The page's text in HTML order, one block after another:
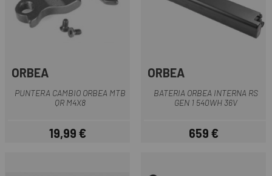
ORBEA
PUNTERA CAMBIO ORBEA MTB
QR M4X8
Precio
19,99 €
ORBEA
BATERIA ORBEA INTERNA RS
GEN 1 540WH 36V
Precio
659 €